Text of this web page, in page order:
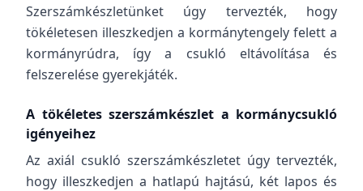
Szerszámkészletünket úgy tervezték, hogy
tökéletesen illeszkedjen a kormánytengely felett a
kormányrúdra, így a csukló eltávolítása és
felszerelése gyerekjáték.
A tökéletes szerszámkészlet a kormánycsukló
igényeihez
Az axiál csukló szerszámkészletet úgy tervezték,
hogy illeszkedjen a hatlapú hajtású, két lapos és